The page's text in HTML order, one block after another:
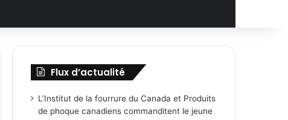
Flux d’actualité
L’Institut de la fourrure du Canada et Produits
de phoque canadiens commanditent le jeune